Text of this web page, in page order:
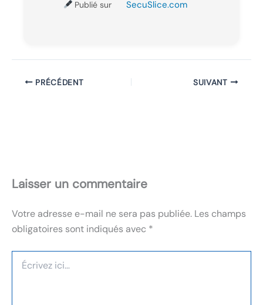
Publié sur SecuSlice.com
PRÉCÉDENT SUIVANT
Laisser un commentaire
Votre adresse e-mail ne sera pas publiée. Les champs
obligatoires sont indiqués avec *
ici…